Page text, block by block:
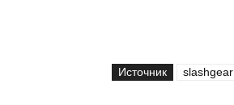
Источник slashgear